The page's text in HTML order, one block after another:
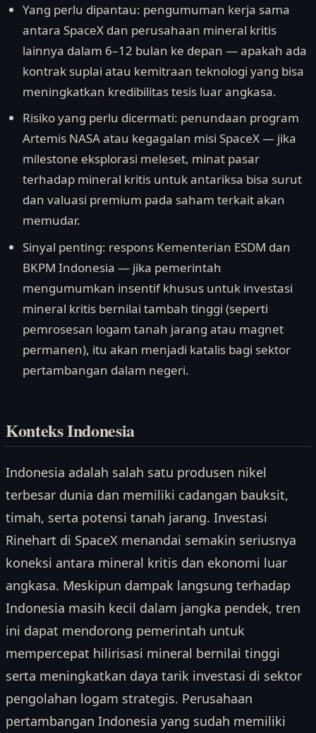
Yang perlu dipantau: pengumuman kerja sama
antara SpaceX dan perusahaan mineral kritis
lainnya dalam 6–12 bulan ke depan — apakah ada
kontrak suplai atau kemitraan teknologi yang bisa
meningkatkan kredibilitas tesis luar angkasa.
Risiko yang perlu dicermati: penundaan program
Artemis NASA atau kegagalan misi SpaceX — jika
milestone eksplorasi meleset, minat pasar
terhadap mineral kritis untuk antariksa bisa surut
dan valuasi premium pada saham terkait akan
memudar.
Sinyal penting: respons Kementerian ESDM dan
BKPM Indonesia — jika pemerintah
mengumumkan insentif khusus untuk investasi
mineral kritis bernilai tambah tinggi (seperti
pemrosesan logam tanah jarang atau magnet
permanen), itu akan menjadi katalis bagi sektor
pertambangan dalam negeri.
Konteks Indonesia
Indonesia adalah salah satu produsen nikel
terbesar dunia dan memiliki cadangan bauksit,
timah, serta potensi tanah jarang. Investasi
Rinehart di SpaceX menandai semakin seriusnya
koneksi antara mineral kritis dan ekonomi luar
angkasa. Meskipun dampak langsung terhadap
Indonesia masih kecil dalam jangka pendek, tren
ini dapat mendorong pemerintah untuk
mempercepat hilirisasi mineral bernilai tinggi
serta meningkatkan daya tarik investasi di sektor
pengolahan logam strategis. Perusahaan
pertambangan Indonesia yang sudah memiliki